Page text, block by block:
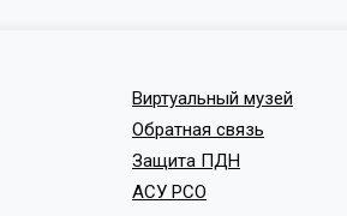
Виртуальный музей
Обратная связь
Защита ПДН
АСУ РСО